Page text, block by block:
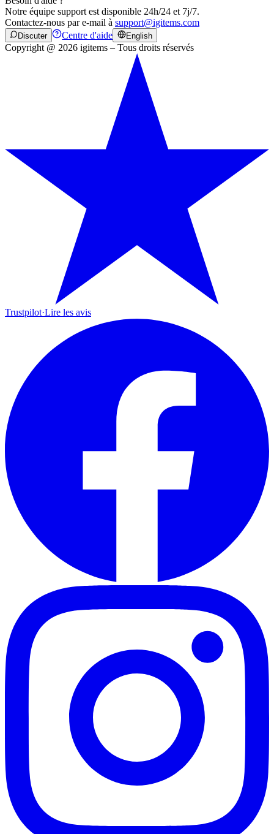
Notre équipe support est disponible 24h/24 et 7j/7.
Contactez-nous par e-mail à support@igitems.com
Discuter Centre d'aide English
Copyright @ 2026 igitems – Tous droits réservés
Trustpilot·Lire les avis